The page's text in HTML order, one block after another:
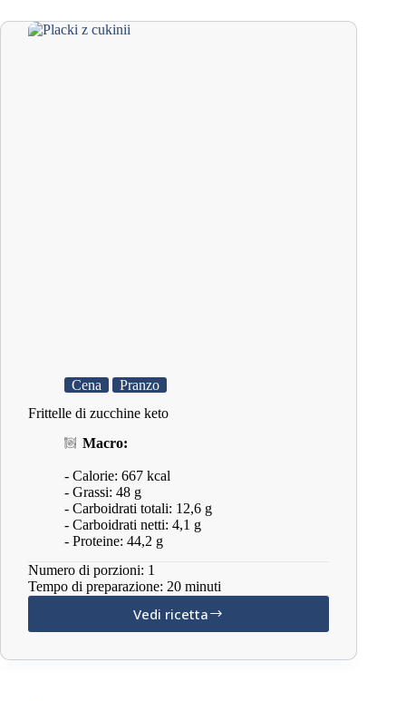
Cena
Pranzo
Frittelle di zucchine keto
Macro:
- Calorie: 667 kcal
- Grassi: 48 g
- Carboidrati totali: 12,6 g
- Carboidrati netti: 4,1 g
- Proteine: 44,2 g
Numero di porzioni: 1
Tempo di preparazione: 20 minuti
Vedi ricetta
Frittelle
zucchine